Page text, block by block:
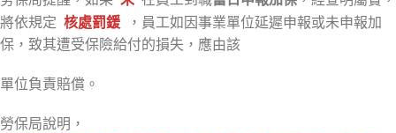
將依規定 核處罰鍰
，員工如因事業單位延遲申報或未申報加
保，致其遭受保險給付的損失，應由該
單位負責賠償。
勞保局說明，